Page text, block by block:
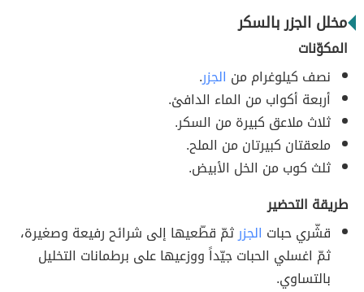
مخلل الجزر بالسكر
المكوّنات
نصف كيلوغرام من الجزر.
أربعة أكواب من الماء الدافئ.
ثلاث ملاعق كبيرة من السكر.
ملعقتان كبيرتان من الملح.
ثلث كوب من الخل الأبيض.
طريقة التحضير
قشّري حبات الجزرثمّ قطّعيها إلى شرائح رفيعة وصغيرة،
ثمّ اغسلي الحبات جيّداً ووزعيها على برطمانات التخليل
بالتساوي.